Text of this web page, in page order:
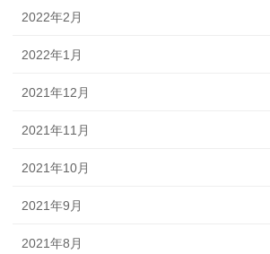
2022年2月
2022年1月
2021年12月
2021年11月
2021年10月
2021年9月
2021年8月